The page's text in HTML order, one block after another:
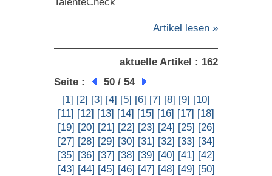
Artikel lesen »
aktuelle Artikel : 162
Seite :
50 / 54
[1] [2] [3] [4] [5] [6] [7] [8] [9] [10]
[11] [12] [13] [14] [15] [16] [17] [18]
[19] [20] [21] [22] [23] [24] [25] [26]
[27] [28] [29] [30] [31] [32] [33] [34]
[35] [36] [37] [38] [39] [40] [41] [42]
[43] [44] [45] [46] [47] [48] [49] [50]